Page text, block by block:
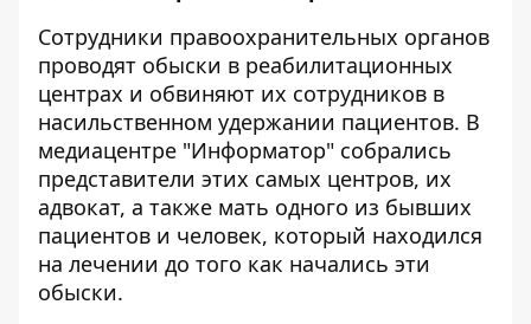
Сотрудники правоохранительных органов
проводят обыски в реабилитационных
центрах и обвиняют их сотрудников в
насильственном удержании пациентов. В
медиацентре "Информатор" собрались
представители этих самых центров, их
адвокат, а также мать одного из бывших
пациентов и человек, который находился
на лечении до того как начались эти
обыски.